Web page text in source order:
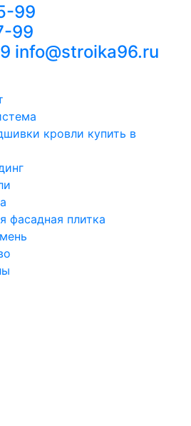
99
99
info@stroika96.ru
кровли купить в
фасадная плитка